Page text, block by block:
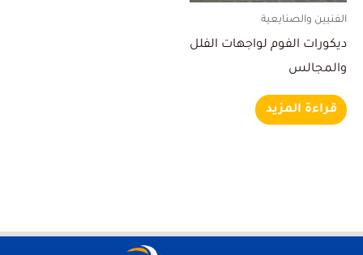
الفنيين والصنايعية
ديكورات الفوم لواجهات الفلل
والمجالس
قراءة المزيد